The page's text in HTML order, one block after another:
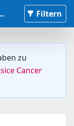
Studiendatenbank Filtern
zu
Cancer